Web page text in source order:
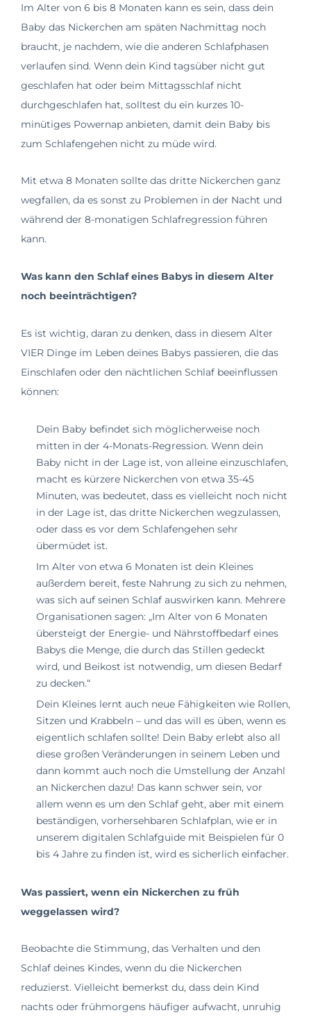
Im Alter von 6 bis 8 Monaten kann es sein, dass dein
Baby das Nickerchen am späten Nachmittag noch
braucht, je nachdem, wie die anderen Schlafphasen
verlaufen sind. Wenn dein Kind tagsüber nicht gut
geschlafen hat oder beim Mittagsschlaf nicht
durchgeschlafen hat, solltest du ein kurzes 10-
minütiges Powernap anbieten, damit dein Baby bis
zum Schlafengehen nicht zu müde wird.
Mit etwa 8 Monaten sollte das dritte Nickerchen ganz
wegfallen, da es sonst zu Problemen in der Nacht und
während der 8-monatigen Schlafregression führen
kann.
Was kann den Schlaf eines Babys in diesem Alter
noch beeinträchtigen?
Es ist wichtig, daran zu denken, dass in diesem Alter
VIER Dinge im Leben deines Babys passieren, die das
Einschlafen oder den nächtlichen Schlaf beeinflussen
können:
Dein Baby befindet sich möglicherweise noch
mitten in der 4-Monats-Regression. Wenn dein
Baby nicht in der Lage ist, von alleine einzuschlafen,
macht es kürzere Nickerchen von etwa 35-45
Minuten, was bedeutet, dass es vielleicht noch nicht
in der Lage ist, das dritte Nickerchen wegzulassen,
oder dass es vor dem Schlafengehen sehr
übermüdet ist.
Im Alter von etwa 6 Monaten ist dein Kleines
außerdem bereit, feste Nahrung zu sich zu nehmen,
was sich auf seinen Schlaf auswirken kann. Mehrere
Organisationen sagen: „Im Alter von 6 Monaten
übersteigt der Energie- und Nährstoffbedarf eines
Babys die Menge, die durch das Stillen gedeckt
wird, und Beikost ist notwendig, um diesen Bedarf
zu decken.“
Dein Kleines lernt auch neue Fähigkeiten wie Rollen,
Sitzen und Krabbeln – und das will es üben, wenn es
eigentlich schlafen sollte! Dein Baby erlebt also all
diese großen Veränderungen in seinem Leben und
dann kommt auch noch die Umstellung der Anzahl
an Nickerchen dazu! Das kann schwer sein, vor
allem wenn es um den Schlaf geht, aber mit einem
beständigen, vorhersehbaren Schlafplan, wie er in
unserem digitalen Schlafguide mit Beispielen für 0
bis 4 Jahre zu finden ist, wird es sicherlich einfacher.
Was passiert, wenn ein Nickerchen zu früh
weggelassen wird?
Beobachte die Stimmung, das Verhalten und den
Schlaf deines Kindes, wenn du die Nickerchen
reduzierst. Vielleicht bemerkst du, dass dein Kind
nachts oder frühmorgens häufiger aufwacht, unruhig